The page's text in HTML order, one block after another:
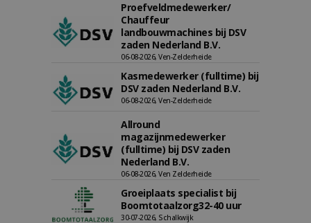
Proefveldmedewerker/
Chauffeur
landbouwmachines bij DSV
zaden Nederland B.V.
06-08-2026, Ven-Zelderheide
Kasmedewerker (fulltime) bij
DSV zaden Nederland B.V.
06-08-2026, Ven-Zelderheide
Allround
magazijnmedewerker
(fulltime) bij DSV zaden
Nederland B.V.
06-08-2026, Ven Zelderheide
Groeiplaats specialist bij
Boomtotaalzorg32-40 uur
30-07-2026, Schalkwijk